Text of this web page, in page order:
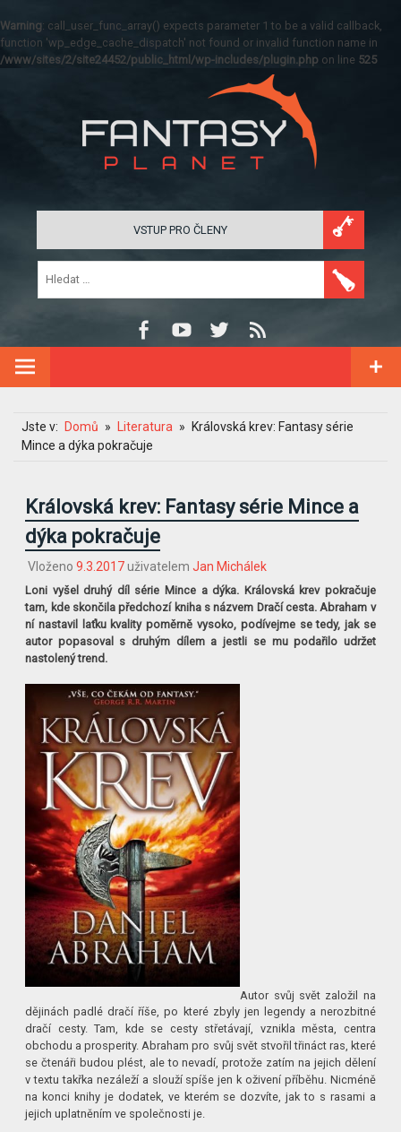
Warning: call_user_func_array() expects parameter 1 to be a valid callback,
function 'wp_edge_cache_dispatch' not found or invalid function name in
/www/sites/2/site24452/public_html/wp-includes/plugin.php on line 525
VSTUP PRO ČLENY
Jste v: Domů Literatura
Královská krev: Fantasy série
Mince a dýka pokračuje
Královská krev: Fantasy série Mince a
dýka pokračuje
Vloženo 9.3.2017uživatelem Jan Michálek
Loni vyšel druhý díl série Mince a dýka. Královská krev pokračuje
tam, kde skončila předchozí kniha s názvem Dračí cesta. Abraham v
ní nastavil laťku kvality poměrně vysoko, podívejme se tedy, jak se
autor popasoval s druhým dílem a jestli se mu podařilo udržet
nastolený trend.
Autor svůj svět založil na
dějinách padlé dračí říše, po které zbyly jen legendy a nerozbitné
dračí cesty. Tam, kde se cesty střetávají, vznikla města, centra
obchodu a prosperity. Abraham pro svůj svět stvořil třináct ras, které
se čtenáři budou plést, ale to nevadí, protože zatím na jejich dělení
v textu takřka nezáleží a slouží spíše jen k oživení příběhu. Nicméně
na konci knihy je dodatek, ve kterém se dozvíte, jak to s rasami a
jejich uplatněním ve společnosti je.